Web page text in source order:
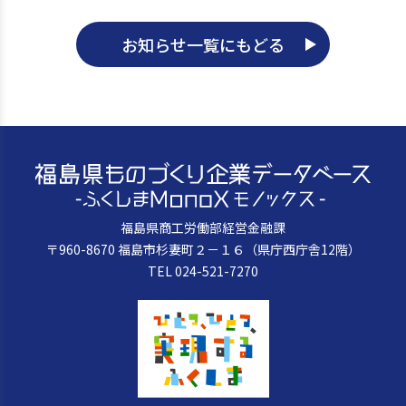
お知らせ一覧にもどる
福島県商工労働部経営金融課
〒960-8670 福島市杉妻町２－１６（県庁西庁舎12階）
TEL 024-521-7270